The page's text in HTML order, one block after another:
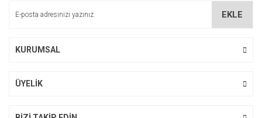
EKLE
KURUMSAL
ÜYELİK